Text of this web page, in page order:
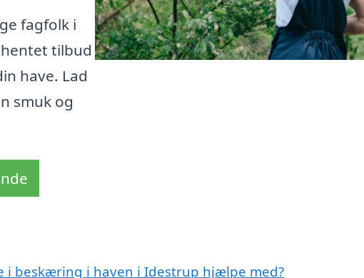
fagfolk i
tilbud
have. Lad
smuk og
i beskæring i haven i Idestrup hjælpe med?